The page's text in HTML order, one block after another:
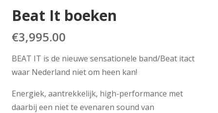
Beat It boeken
€3,995.00
BEAT IT is de nieuwe sensationele band/Beat itact
waar Nederland niet om heen kan!
Energiek, aantrekkelijk, high-performance met
daarbij een niet te evenaren sound van